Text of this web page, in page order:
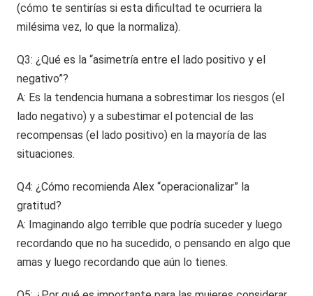
(cómo te sentirías si esta dificultad te ocurriera la
milésima vez, lo que la normaliza).
Q3: ¿Qué es la “asimetría entre el lado positivo y el
negativo”?
A: Es la tendencia humana a sobrestimar los riesgos (el
lado negativo) y a subestimar el potencial de las
recompensas (el lado positivo) en la mayoría de las
situaciones.
Q4: ¿Cómo recomienda Alex “operacionalizar” la
gratitud?
A: Imaginando algo terrible que podría suceder y luego
recordando que no ha sucedido, o pensando en algo que
amas y luego recordando que aún lo tienes.